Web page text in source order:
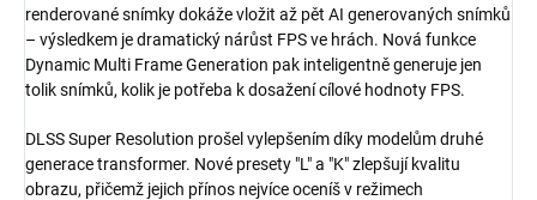
renderované snímky dokáže vložit až pět AI generovaných snímků
– výsledkem je dramatický nárůst FPS ve hrách. Nová funkce
Dynamic Multi Frame Generation pak inteligentně generuje jen
tolik snímků, kolik je potřeba k dosažení cílové hodnoty FPS.
DLSS Super Resolution prošel vylepšením díky modelům druhé
generace transformer. Nové presety "L" a "K" zlepšují kvalitu
obrazu, přičemž jejich přínos nejvíce oceníš v režimech